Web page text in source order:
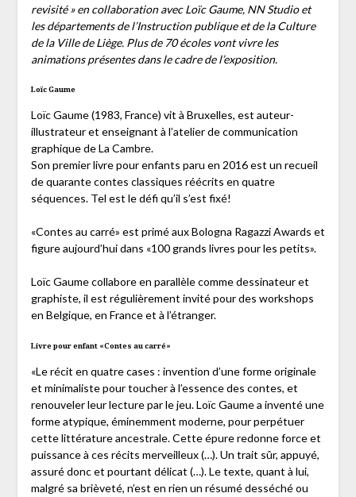
revisité » en collaboration avec Loïc Gaume, NN Studio et
les départements de l’Instruction publique et de la Culture
de la Ville de Liège. Plus de 70 écoles vont vivre les
animations présentes dans le cadre de l’exposition.
Loïc Gaume
Loïc Gaume (1983, France) vit à Bruxelles, est auteur-
illustrateur et enseignant à l’atelier de communication
graphique de La Cambre.
Son premier livre pour enfants paru en 2016 est un recueil
de quarante contes classiques réécrits en quatre
séquences. Tel est le défi qu’il s’est fixé!
«Contes au carré» est primé aux Bologna Ragazzi Awards et
figure aujourd’hui dans «100 grands livres pour les petits».
Loïc Gaume collabore en parallèle comme dessinateur et
graphiste, il est régulièrement invité pour des workshops
en Belgique, en France et à l’étranger.
Livre pour enfant «Contes au carré»
«Le récit en quatre cases : invention d’une forme originale
et minimaliste pour toucher à l’essence des contes, et
renouveler leur lecture par le jeu. Loïc Gaume a inventé une
forme atypique, éminemment moderne, pour perpétuer
cette littérature ancestrale. Cette épure redonne force et
puissance à ces récits merveilleux (…). Un trait sûr, appuyé,
assuré donc et pourtant délicat (…). Le texte, quant à lui,
malgré sa brièveté, n’est en rien un résumé desséché ou